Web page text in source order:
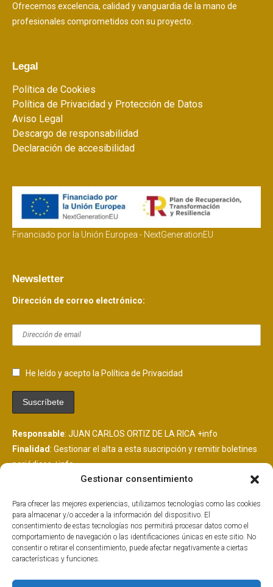
Gestionar consentimiento
Para ofrecer las mejores experiencias, utilizamos tecnologías como las cookies
para almacenar y/o acceder a la información del dispositivo. El
consentimiento de estas tecnologías nos permitirá procesar datos como el
comportamiento de navegación o las identificaciones únicas en este sitio. No
consentir o retirar el consentimiento, puede afectar negativamente a ciertas
características y funciones.
Ofrecemos excelencia, calidad y vanguardia de la mano de
profesionales comprometidos con su proyecto.
Legal
Política de Cookies
Política de Privacidad y Protección de Datos
Aviso Legal
Descargo de responsabilidad
Declaración de accesibilidad
Financiado por la Unión Europea - NextGenerationEU
Newsletter
Dirección de correo electrónico:
He leído y acepto la Política de Privacidad
Responsable: JUAN CARLOS ORTIZ DE LA RICA +info
Finalidad: Gestionar el alta a esta suscripción y remitir boletines
periódicos+info
: Consentimiento del interesado+info
de envío de boletines alojada en EEUU y suscrita al EU
PrivacyShield.+info
Derechos: Tiene derechos que puedes ejercer como explicamos
aquí.+info